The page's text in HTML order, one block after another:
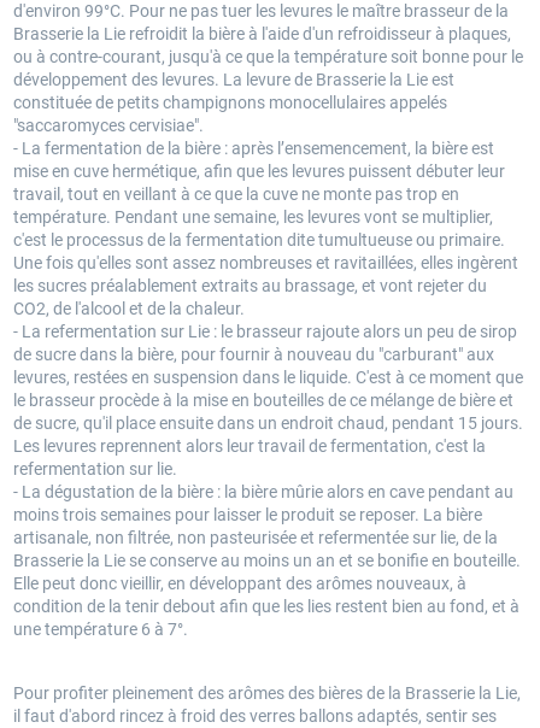
d'environ 99°C. Pour ne pas tuer les levures le maître brasseur de la
Brasserie la Lie refroidit la bière à l'aide d'un refroidisseur à plaques,
ou à contre-courant, jusqu'à ce que la température soit bonne pour le
développement des levures. La levure de Brasserie la Lie est
constituée de petits champignons monocellulaires appelés
"saccaromyces cervisiae".
- La fermentation de la bière : après l’ensemencement, la bière est
mise en cuve hermétique, afin que les levures puissent débuter leur
travail, tout en veillant à ce que la cuve ne monte pas trop en
température. Pendant une semaine, les levures vont se multiplier,
c'est le processus de la fermentation dite tumultueuse ou primaire.
Une fois qu'elles sont assez nombreuses et ravitaillées, elles ingèrent
les sucres préalablement extraits au brassage, et vont rejeter du
CO2, de l'alcool et de la chaleur.
- La refermentation sur Lie : le brasseur rajoute alors un peu de sirop
de sucre dans la bière, pour fournir à nouveau du "carburant" aux
levures, restées en suspension dans le liquide. C'est à ce moment que
le brasseur procède à la mise en bouteilles de ce mélange de bière et
de sucre, qu'il place ensuite dans un endroit chaud, pendant 15 jours.
Les levures reprennent alors leur travail de fermentation, c'est la
refermentation sur lie.
- La dégustation de la bière : la bière mûrie alors en cave pendant au
moins trois semaines pour laisser le produit se reposer. La bière
artisanale, non filtrée, non pasteurisée et refermentée sur lie, de la
Brasserie la Lie se conserve au moins un an et se bonifie en bouteille.
Elle peut donc vieillir, en développant des arômes nouveaux, à
condition de la tenir debout afin que les lies restent bien au fond, et à
une température 6 à 7°.
Pour profiter pleinement des arômes des bières de la Brasserie la Lie,
il faut d'abord rincez à froid des verres ballons adaptés, sentir ses